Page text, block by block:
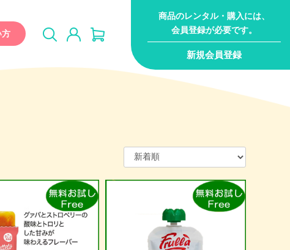
方
商品のレンタル・購入には、
会員登録が必要です。
新規会員登録
無料サンプル（試供